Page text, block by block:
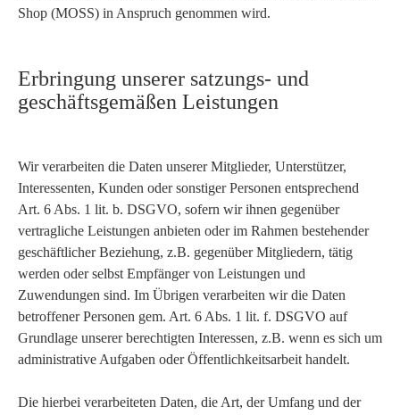
Shop (MOSS) in Anspruch genommen wird.
Erbringung unserer satzungs- und
geschäftsgemäßen Leistungen
Wir verarbeiten die Daten unserer Mitglieder, Unterstützer,
Interessenten, Kunden oder sonstiger Personen entsprechend
Art. 6 Abs. 1 lit. b. DSGVO, sofern wir ihnen gegenüber
vertragliche Leistungen anbieten oder im Rahmen bestehender
geschäftlicher Beziehung, z.B. gegenüber Mitgliedern, tätig
werden oder selbst Empfänger von Leistungen und
Zuwendungen sind. Im Übrigen verarbeiten wir die Daten
betroffener Personen gem. Art. 6 Abs. 1 lit. f. DSGVO auf
Grundlage unserer berechtigten Interessen, z.B. wenn es sich um
administrative Aufgaben oder Öffentlichkeitsarbeit handelt.
Die hierbei verarbeiteten Daten, die Art, der Umfang und der